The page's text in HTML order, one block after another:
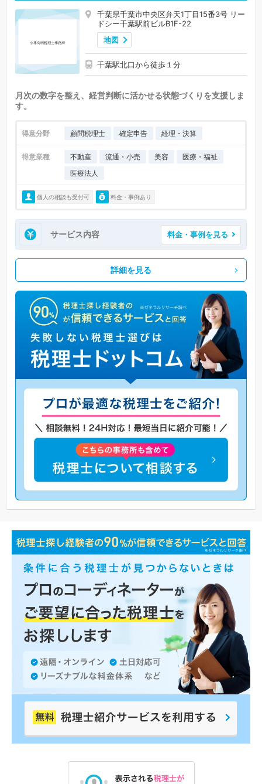
千葉県千葉市中央区弁天1丁目15番3号 リー
ドシー千葉駅前ビルB1F-22
地図
千葉駅北口から徒歩１分
月次の数字を整え、経営判断に活かせる状態づくりを支援しま
す。
得意分野 顧問税理士 確定申告 経理・決算
得意業種 不動産 流通・小売 美容
医療・福祉
医療法人
個人の相談も受付可 料金・事例あり
サービス内容 料金・事例を見る
詳細を見る